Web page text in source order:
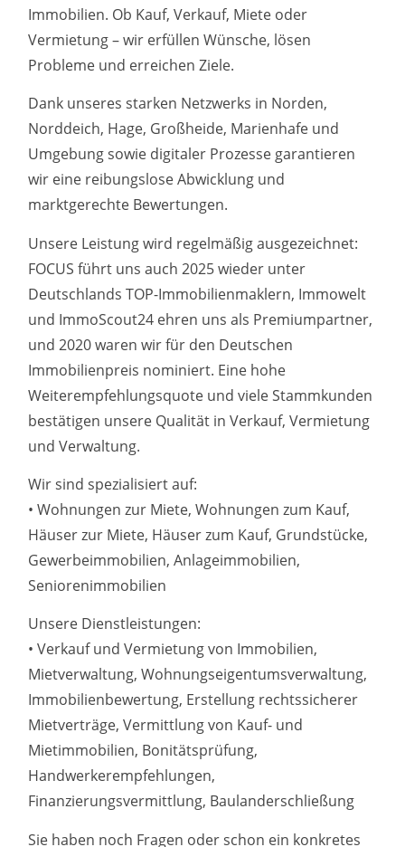
Immobilien. Ob Kauf, Verkauf, Miete oder
Vermietung – wir erfüllen Wünsche, lösen
Probleme und erreichen Ziele.
Dank unseres starken Netzwerks in Norden,
Norddeich, Hage, Großheide, Marienhafe und
Umgebung sowie digitaler Prozesse garantieren
wir eine reibungslose Abwicklung und
marktgerechte Bewertungen.
Unsere Leistung wird regelmäßig ausgezeichnet:
FOCUS führt uns auch 2025 wieder unter
Deutschlands TOP-Immobilienmaklern, Immowelt
und ImmoScout24 ehren uns als Premiumpartner,
und 2020 waren wir für den Deutschen
Immobilienpreis nominiert. Eine hohe
Weiterempfehlungsquote und viele Stammkunden
bestätigen unsere Qualität in Verkauf, Vermietung
und Verwaltung.
Wir sind spezialisiert auf:
• Wohnungen zur Miete, Wohnungen zum Kauf,
Häuser zur Miete, Häuser zum Kauf, Grundstücke,
Gewerbeimmobilien, Anlageimmobilien,
Seniorenimmobilien
Unsere Dienstleistungen:
• Verkauf und Vermietung von Immobilien,
Mietverwaltung, Wohnungseigentumsverwaltung,
Immobilienbewertung, Erstellung rechtssicherer
Mietverträge, Vermittlung von Kauf- und
Mietimmobilien, Bonitätsprüfung,
Handwerkerempfehlungen,
Finanzierungsvermittlung, Baulanderschließung
Sie haben noch Fragen oder schon ein konkretes